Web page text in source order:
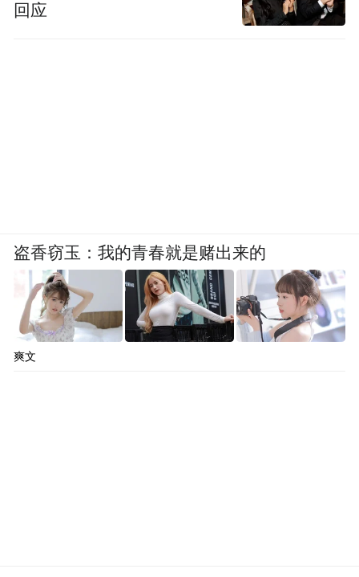
回应
盗香窃玉：我的青春就是赌出来的
爽文